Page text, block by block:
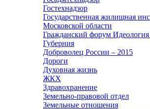
Гостехнадзор
Государственная жилищная
Московской области
Гражданский форум Идеология
Губерния
Доброволец России – 2015
Дороги
Духовная жизнь
ЖКХ
Здравохранение
Земельно-правовой отдел
Земельные отношения